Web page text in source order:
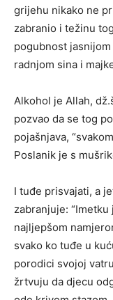
grijehu nikako ne
zabranio i težinu
pogubnost
radnjom sina i
Alkohol je Allah,
pozvao da se tog
pojašnjava,
Poslanik je s
I tuđe prisvajati, a
zabranjuje:
najljepšom
svako ko tuđe u
porodici svojoj
žrtvuju da djecu